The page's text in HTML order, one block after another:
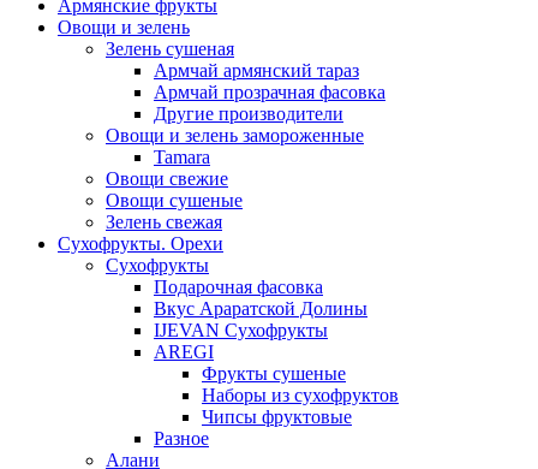
Армянские фрукты
Овощи и зелень
Зелень сушеная
Армчай армянский тараз
Армчай прозрачная фасовка
Другие производители
Овощи и зелень замороженные
Tamara
Овощи свежие
Овощи сушеные
Зелень свежая
Сухофрукты. Орехи
Сухофрукты
Подарочная фасовка
Вкус Араратской Долины
IJEVAN Сухофрукты
AREGI
Фрукты сушеные
Наборы из сухофруктов
Чипсы фруктовые
Разное
Алани